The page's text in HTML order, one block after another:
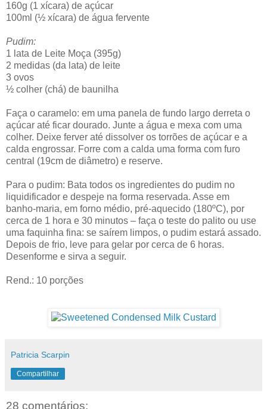
160g (1 xícara) de açúcar
100ml (½ xícara) de água fervente
Pudim:
1 lata de Leite Moça (395g)
2 medidas (da lata) de leite
3 ovos
½ colher (chá) de baunilha
Faça o caramelo: em uma panela de fundo largo derreta o
açúcar até ficar dourado. Junte a água e mexa com uma
colher. Deixe ferver até dissolver os torrões de açúcar e a
calda engrossar. Forre com a calda uma forma com furo
central (19cm de diâmetro) e reserve.
Para o pudim: Bata todos os ingredientes do pudim no
liquidificador e despeje na forma reservada. Asse em
banho-maria, em forno médio, pré-aquecido (180ºC), por
cerca de 1 hora e 30 minutos – faça o teste do palito ou use
uma faquinha fina: se saírem limpos, o pudim estará assado.
Depois de frio, leve para gelar por cerca de 6 horas.
Desenforme e sirva a seguir.
Rend.: 10 porções
Patricia Scarpin
Compartilhar
28 comentários: